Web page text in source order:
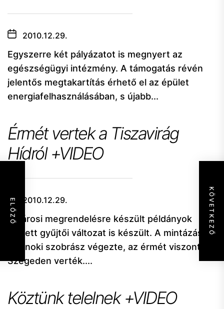
ELŐZŐ KÖVETKEZŐ
2010.12.29.
Egyszerre két pályázatot is megnyert az
egészségügyi intézmény. A támogatás révén
jelentős megtakartítás érhető el az épület
energiafelhasználásában, s újabb...
Érmét vertek a Tiszavirág
Hídról +VIDEO
2010.12.29.
A városi megrendelésre készült példányok
mellett gyűjtői változat is készült. A mintázást
szolnoki szobrász végezte, az érmét viszont
Szegeden verték....
Köztünk telelnek +VIDEO